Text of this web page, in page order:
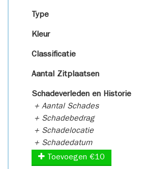
Type
Kleur
Classificatie
Aantal Zitplaatsen
Schadeverleden en Historie
+ Aantal Schades
+ Schadebedrag
+ Schadelocatie
+ Schadedatum
Toevoegen €10